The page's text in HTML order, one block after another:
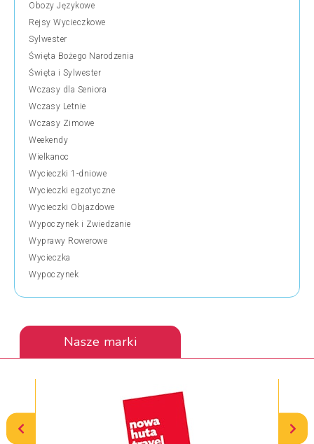
Obozy Językowe
Rejsy Wycieczkowe
Sylwester
Święta Bożego Narodzenia
Święta i Sylwester
Wczasy dla Seniora
Wczasy Letnie
Wczasy Zimowe
Weekendy
Wielkanoc
Wycieczki 1-dniowe
Wycieczki egzotyczne
Wycieczki Objazdowe
Wypoczynek i Zwiedzanie
Wyprawy Rowerowe
Wycieczka
Wypoczynek
Nasze marki